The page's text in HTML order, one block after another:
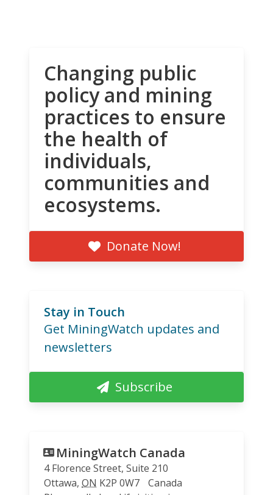
Changing public
policy and mining
practices to ensure
the health of
individuals,
communities and
ecosystems.
Donate Now!
Stay in Touch
Get MiningWatch updates and
newsletters
Subscribe
MiningWatch Canada
4 Florence Street, Suite 210
Ottawa, ON K2P 0W7
Canada